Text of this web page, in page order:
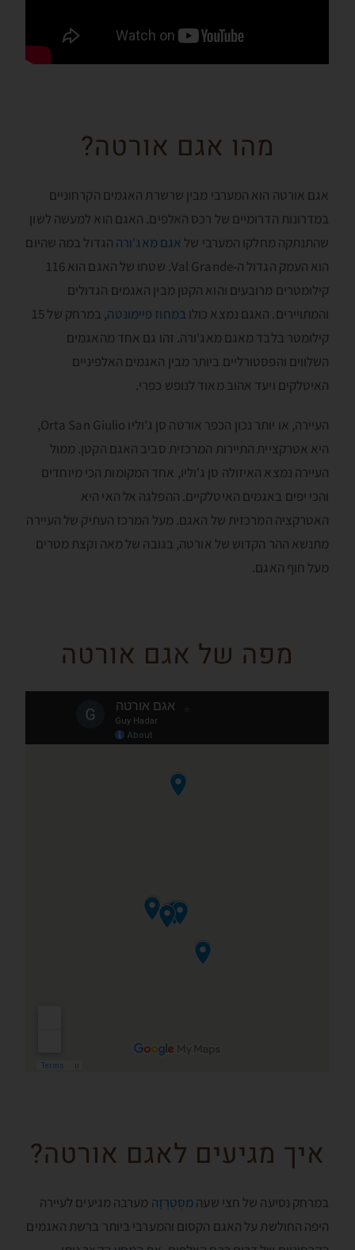
מהו אגם אורטה?
אגם אורטה הוא המערבי מבין שרשרת האגמים הקרחוניים
במדרונות הדרומיים של רכס האלפים. האגם הוא למעשה לשון
שהתנתקה מחלקו המערבי של אגם מאג'ורה הגדול במה שהיום
הוא העמק הגדול ה-Val Grande. שטחו של האגם הוא 116
קילומטרים מרובעים והוא הקטן מבין האגמים הגדולים
והמתויירים. האגם נמצא כולו במחוז פיימונטה
, במרחק של 15
קילומטר בלבד מאגם מאג'ורה. זהו גם אחד מהאגמים
השלווים והפסטורליים ביותר מבין האגמים האלפיניים
האיטלקים ויעד אהוב מאוד לנופש כפרי.
העיירה, או יותר נכון הכפר אורטה סן ג'וליו Orta San Giulio,
היא אטרקציית התיירות המרכזית סביב האגם הקטן. ממול
העיירה נמצא האיזולה סן ג'וליו, אחד המקומות הכי מיוחדים
והכי יפים באגמים האיטלקיים. ההפלגה אל האי היא
האטרקציה המרכזית של האגם. מעל המרכז העתיק של העיירה
מתנשא ההר הקדוש של אורטה, בגובה של מאה וקצת מטרים
מעל חוף האגם.
מפה של אגם אורטה
איך מגיעים לאגם אורטה?
במרחק נסיעה של חצי שעהמסְטְרֶזָה מערבה מגיעים לעיירה
היפה החולשת על האגם הקסום והמערבי ביותר ברשת האגמים